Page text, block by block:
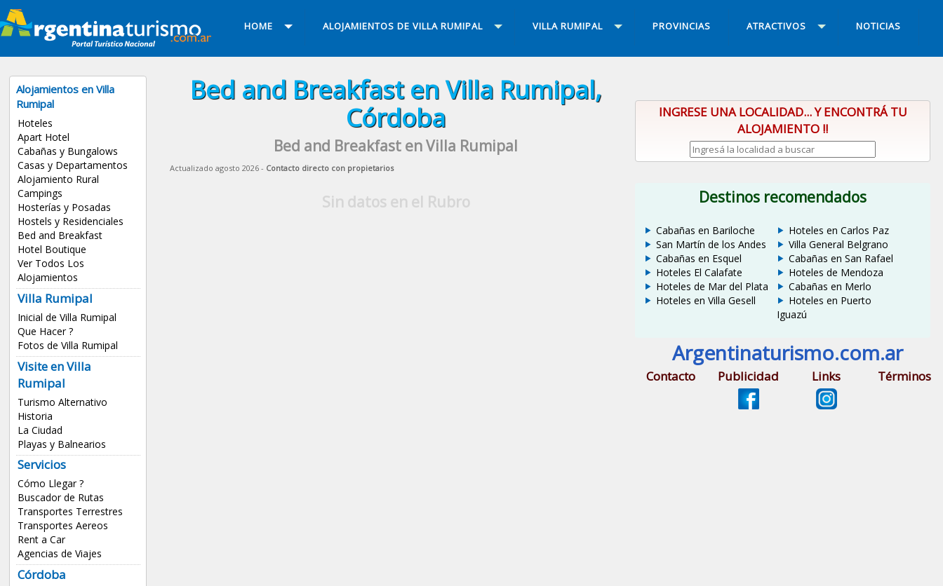
HOME ALOJAMIENTOS DE VILLA RUMIPAL VILLA RUMIPAL PROVINCIAS ATRACTIVOS NOTICIAS
Alojamientos en Villa
Rumipal
Hoteles
Apart Hotel
Cabañas y Bungalows
Casas y Departamentos
Alojamiento Rural
Campings
Hosterías y Posadas
Hostels y Residenciales
Bed and Breakfast
Hotel Boutique
Ver Todos Los
Alojamientos
Villa Rumipal
Inicial de Villa Rumipal
Que Hacer ?
Fotos de Villa Rumipal
Visite en Villa
Rumipal
Turismo Alternativo
Historia
La Ciudad
Playas y Balnearios
Servicios
Cómo Llegar ?
Buscador de Rutas
Transportes Terrestres
Transportes Aereos
Rent a Car
Agencias de Viajes
Córdoba
Bed and Breakfast en Villa Rumipal,
Córdoba
Bed and Breakfast en Villa Rumipal
Actualizado agosto 2026 - Contacto directo con propietarios
Sin datos en el Rubro
INGRESE UNA LOCALIDAD... Y ENCONTRÁ TU
ALOJAMIENTO !!
Destinos recomendados
Cabañas en Bariloche
San Martín de los Andes
Cabañas en Esquel
Hoteles El Calafate
Hoteles de Mar del Plata
Hoteles en Villa Gesell
Hoteles en Carlos Paz
Villa General Belgrano
Cabañas en San Rafael
Hoteles de Mendoza
Cabañas en Merlo
Hoteles en Puerto
Iguazú
Argentinaturismo.com.ar
Contacto Publicidad Links Términos